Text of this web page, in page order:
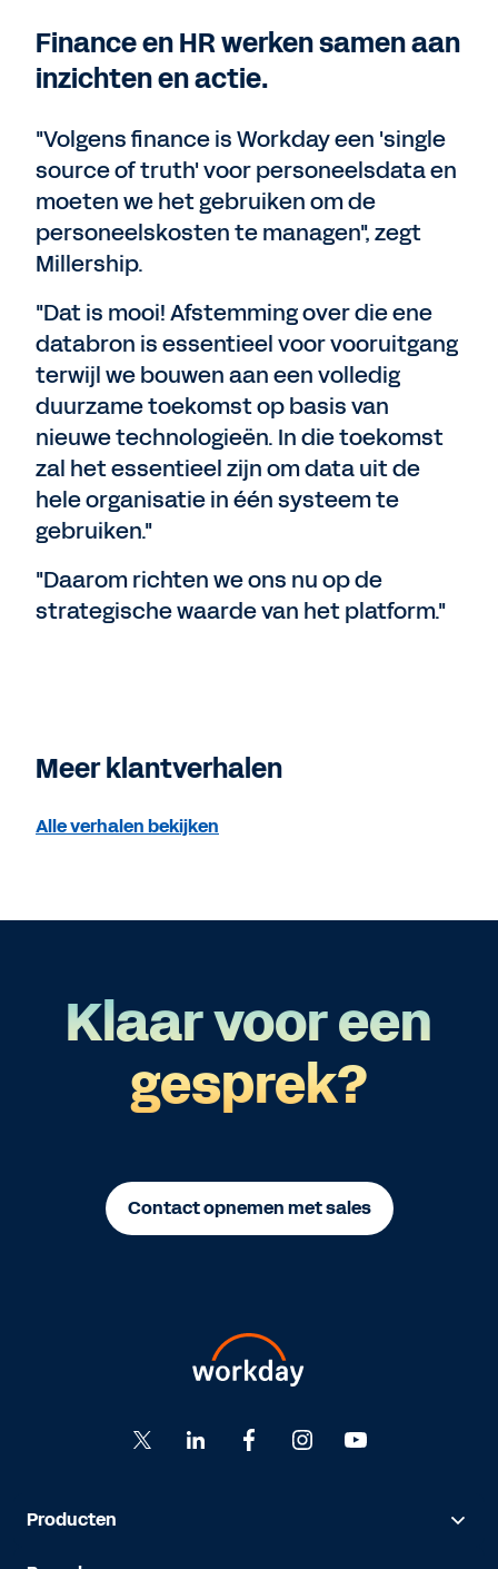
Finance en HR werken samen aan
inzichten en actie.
"Volgens finance is Workday een 'single
source of truth' voor personeelsdata en
moeten we het gebruiken om de
personeelskosten te managen", zegt
Millership.
"Dat is mooi! Afstemming over die ene
databron is essentieel voor vooruitgang
terwijl we bouwen aan een volledig
duurzame toekomst op basis van
nieuwe technologieën. In die toekomst
zal het essentieel zijn om data uit de
hele organisatie in één systeem te
gebruiken."
"Daarom richten we ons nu op de
strategische waarde van het platform."
Meer klantverhalen
Alle verhalen bekijken
Klaar voor een
gesprek?
Contact opnemen met sales
Producten